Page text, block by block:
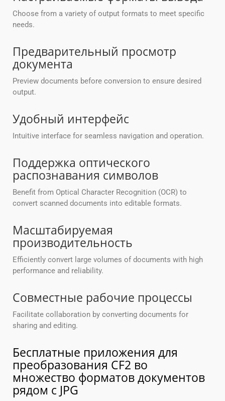
Choose from a variety of output formats to meet specific
needs.
Предварительный просмотр
документа
Preview documents before conversion to ensure desired
output.
Удобный интерфейс
Intuitive interface for seamless navigation and operation.
Поддержка оптического
распознавания символов
Benefit from Optical Character Recognition (OCR) to
convert scanned documents into editable formats.
Масштабируемая
производительность
Efficiently convert large volumes of documents with high
performance and reliability.
Совместные рабочие процессы
Facilitate collaboration by converting documents for
sharing and editing.
Бесплатные приложения для
преобразования CF2 во
множество форматов документов
рядом с JPG